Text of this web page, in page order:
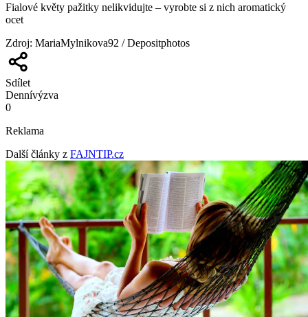
Fialové květy pažitky nelikvidujte – vyrobte si z nich aromatický
ocet
Zdroj: MariaMylnikova92 / Depositphotos
Sdílet
Dennívýzva
0
Reklama
Další články z FAJNTIP.cz